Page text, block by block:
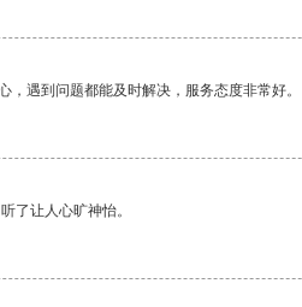
，遇到问题都能及时解决，服务态度非常好。
了让人心旷神怡。